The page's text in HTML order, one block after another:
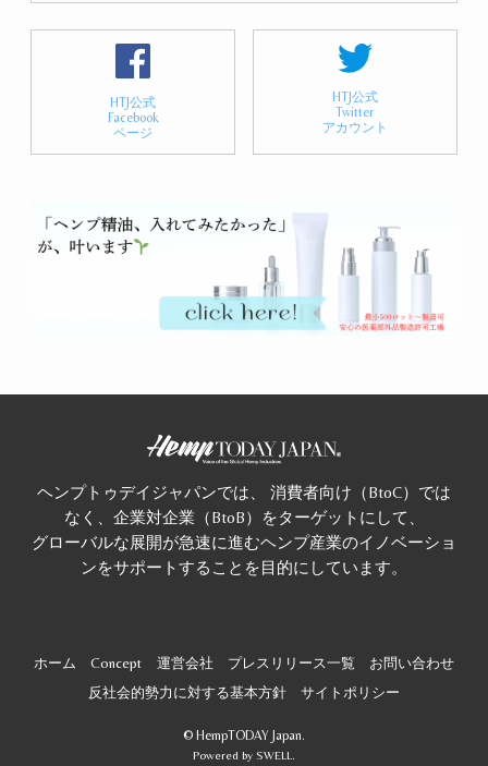
HTJ公式
Facebook
ページ
HTJ公式
Twitter
アカウント
ヘンプトゥデイジャパンでは、 消費者向け（BtoC）では
なく、企業対企業（BtoB）をターゲットにして、
グローバルな展開が急速に進むヘンプ産業のイノベーショ
ンをサポートすることを目的にしています。
ホーム Concept 運営会社 プレスリリース一覧
お問い合わせ
反社会的勢力に対する基本方針
サイトポリシー
© HempTODAY Japan.
Powered by SWELL.